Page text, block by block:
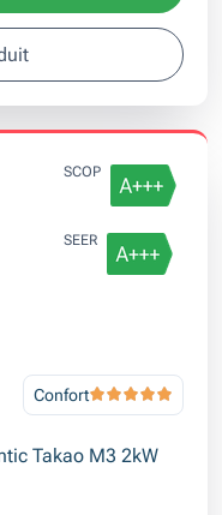
SCOP
SEER
Confort
Takao M3 2kW